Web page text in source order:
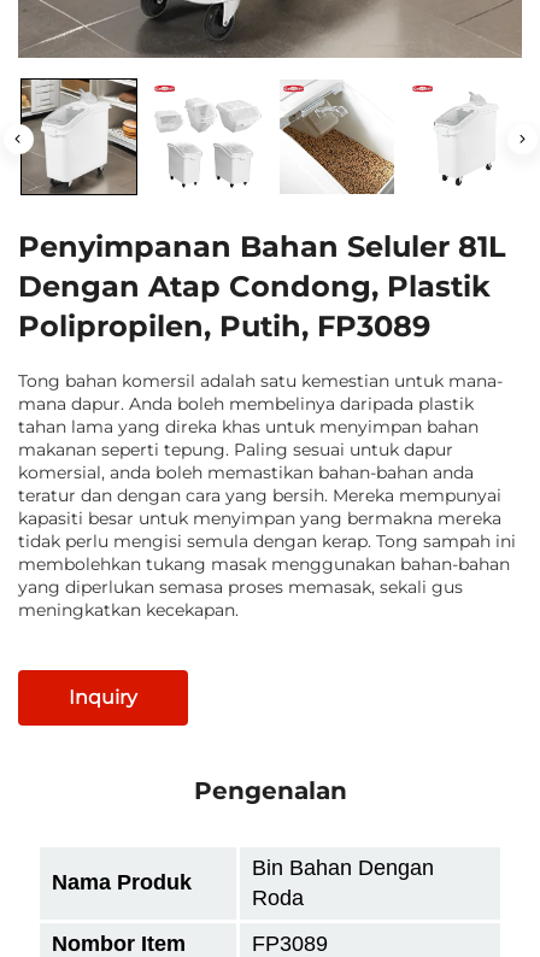
Penyimpanan Bahan Seluler 81L
Dengan Atap Condong, Plastik
Polipropilen, Putih, FP3089
Tong bahan komersil adalah satu kemestian untuk mana-
mana dapur. Anda boleh membelinya daripada plastik
tahan lama yang direka khas untuk menyimpan bahan
makanan seperti tepung. Paling sesuai untuk dapur
komersial, anda boleh memastikan bahan-bahan anda
teratur dan dengan cara yang bersih. Mereka mempunyai
kapasiti besar untuk menyimpan yang bermakna mereka
tidak perlu mengisi semula dengan kerap. Tong sampah ini
membolehkan tukang masak menggunakan bahan-bahan
yang diperlukan semasa proses memasak, sekali gus
meningkatkan kecekapan.
Inquiry
Pengenalan
Nama Produk
Bin Bahan Dengan
Roda
Nombor Item
FP3089